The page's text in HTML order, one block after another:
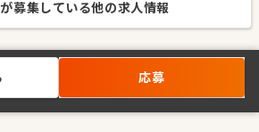
募集している他の求人情報
応募